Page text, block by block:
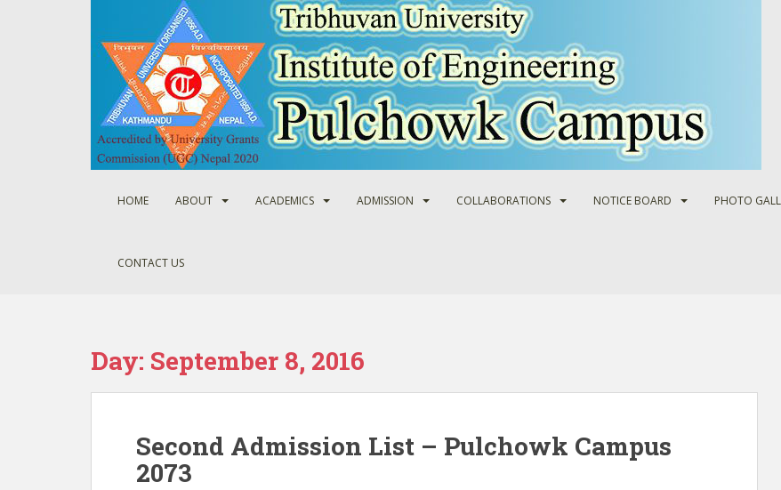
HOME ABOUT ACADEMICS ADMISSION COLLABORATIONS NOTICE BOARD PHOTO
CONTACT US
Day: September 8, 2016
Second Admission List – Pulchowk Campus
2073